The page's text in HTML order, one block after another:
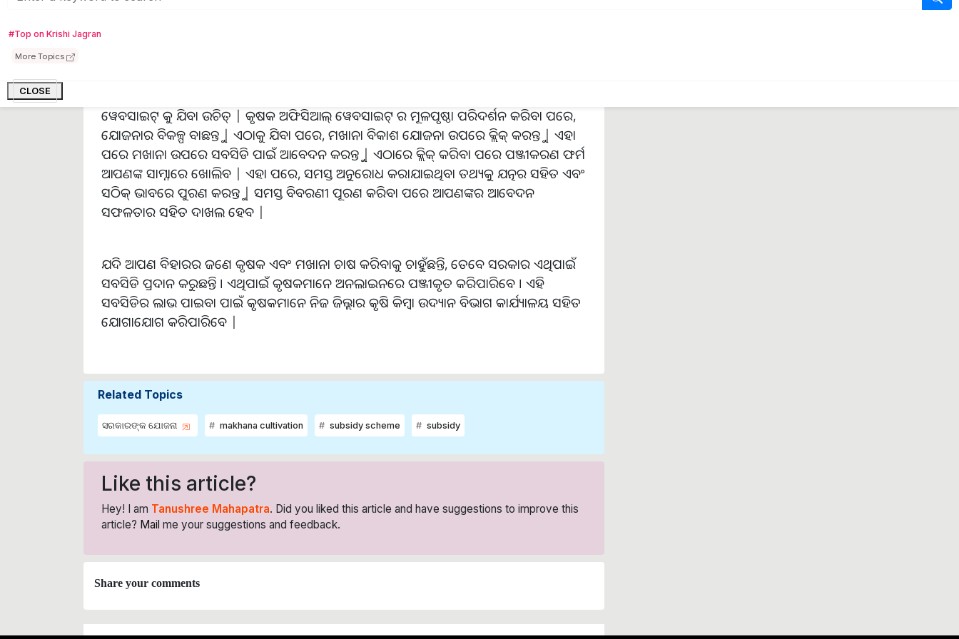
#Top on Krishi Jagran
More Topics
CLOSE
ୱେବସାଇଟ୍ କୁ ଯିବା ଉଚିତ୍ | କୃଷକ ଅଫିସିଆଲ୍ ୱେବସାଇଟ୍ ର ମୂଳପୃଷ୍ଠା ପରିଦର୍ଶନ କରିବା ପରେ,
ଯୋଜନାର ବିକଳ୍ପ ବାଛନ୍ତୁ | ଏଠାକୁ ଯିବା ପରେ, ମଖାନା ବିକାଶ ଯୋଜନା ଉପରେ କ୍ଲିକ୍ କରନ୍ତୁ | ଏହା
ପରେ ମଖାନା ଉପରେ ସବସିଡି ପାଇଁ ଆବେଦନ କରନ୍ତୁ | ଏଠାରେ କ୍ଲିକ୍ କରିବା ପରେ ପଞ୍ଜୀକରଣ ଫର୍ମ
ଆପଣଙ୍କ ସାମ୍ନାରେ ଖୋଲିବ | ଏହା ପରେ, ସମସ୍ତ ଅନୁରୋଧ କରାଯାଇଥିବା ତଥ୍ୟକୁ ଯତ୍ନର ସହିତ ଏବଂ
ସଠିକ୍ ଭାବରେ ପୁରଣ କରନ୍ତୁ | ସମସ୍ତ ବିବରଣୀ ପୂରଣ କରିବା ପରେ ଆପଣଙ୍କର ଆବେଦନ
ସଫଳତାର ସହିତ ଦାଖଲ ହେବ |
ଯଦି ଆପଣ ବିହାରର ଜଣେ କୃଷକ ଏବଂ ମଖାନା ଚାଷ କରିବାକୁ ଚାହୁଁଛନ୍ତି, ତେବେ ସରକାର ଏଥିପାଇଁ
ସବସିଡି ପ୍ରଦାନ କରୁଛନ୍ତି । ଏଥିପାଇଁ କୃଷକମାନେ ଅନଲାଇନରେ ପଞ୍ଜୀକୃତ କରିପାରିବେ । ଏହି
ସବସିଡିର ଲାଭ ପାଇବା ପାଇଁ କୃଷକମାନେ ନିଜ ଜିଲ୍ଲାର କୃଷି କିମ୍ବା ଉଦ୍ୟାନ ବିଭାଗ କାର୍ଯ୍ୟାଳୟ ସହିତ
ଯୋଗାଯୋଗ କରିପାରିବେ |
Related Topics
ସରକାରଙ୍କ ଯୋଜନା makhana cultivation subsidy scheme subsidy
Like this article?
Hey! I am Tanushree Mahapatra. Did you liked this article and have suggestions to improve this
article? Mail me your suggestions and feedback.
Share your comments